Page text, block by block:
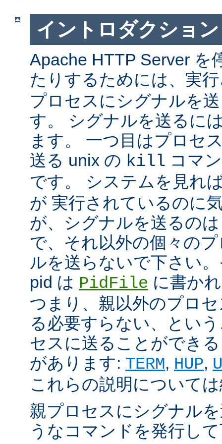
イントロダクション
Apache HTTP Server を
たりするためには、実
プロセスにシグナルを
す。 シグナルを送るに
ます。 一つ目はプロセ
送る unix の kill コマ
です。 システムを見れ
が 実行されているのに
が、シグナルを送るの
で、それ以外の個々の
ルを送らないで下さい
pid は PidFile に書か
つまり、親以外のプロ
る必要すらない、とい
セスに送ることができ
があります: TERM, HUP,
これらの説明について
親プロセスにシグナル
うなコマンドを発行し